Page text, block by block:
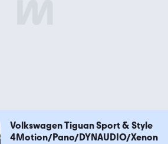
Volkswagen Tiguan Sport & Style
4Motion/Pano/DYNAUDIO/Xenon